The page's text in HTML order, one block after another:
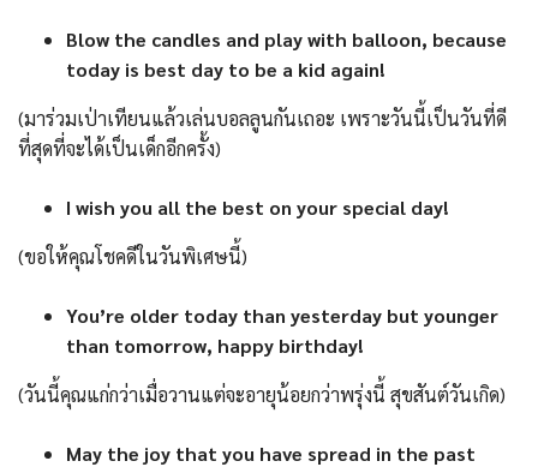
Blow the candles and play with balloon, because
today is best day to be a kid again!
(มาร่วมเป่าเทียนแล้วเล่นบอลลูนกันเถอะ เพราะวันนี้เป็นวันที่ดี
ที่สุดที่จะได้เป็นเด็กอีกครั้ง)
I wish you all the best on your special day!
(ขอให้คุณโชคดีในวันพิเศษนี้)
You’re older today than yesterday but younger
than tomorrow, happy birthday!
(วันนี้คุณแก่กว่าเมื่อวานแต่จะอายุน้อยกว่าพรุ่งนี้ สุขสันต์วันเกิด)
May the joy that you have spread in the past